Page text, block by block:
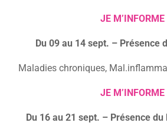
JE M’INFORME
Du 09 au 14 sept. – Présence
Maladies chroniques,
JE M’INFORME
Du 16 au 21 sept. – Présence du